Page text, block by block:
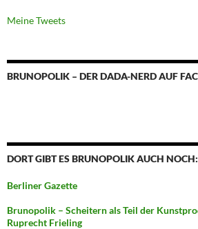
Meine Tweets
BRUNOPOLIK – DER DADA-NERD AUF
DORT GIBT ES BRUNOPOLIK AUCH NOCH:
Berliner Gazette
Brunopolik – Scheitern als Teil der
Ruprecht Frieling